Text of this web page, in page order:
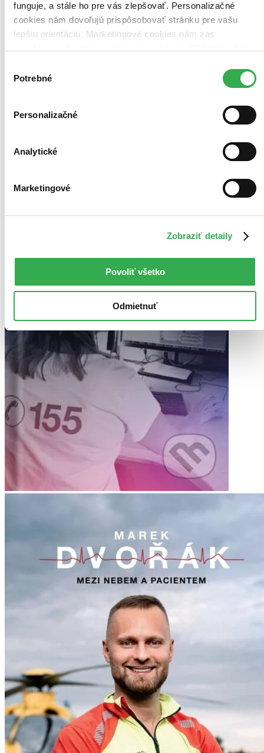
funguje, a stále ho pre vás zlepšovať. Personalizačné
cookies nám dovoľujú prispôsobovať stránku pre vašu
lepšiu orientáciu. Marketingové cookies nám zas
keby sme mohli používať všetky tieto cookies. Ďakujeme!
súhlasu
Potrebné
Personalizačné
Analytické
Marketingové
Zobraziť detaily
Povoliť všetko
Odmietnuť